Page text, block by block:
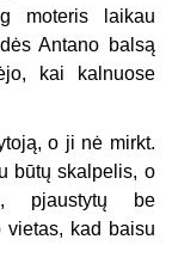
moteris laikau
Antano balsą
kai kalnuose
o ji nė mirkt.
būtų skalpelis, o
pjaustytų be
vietas, kad baisu